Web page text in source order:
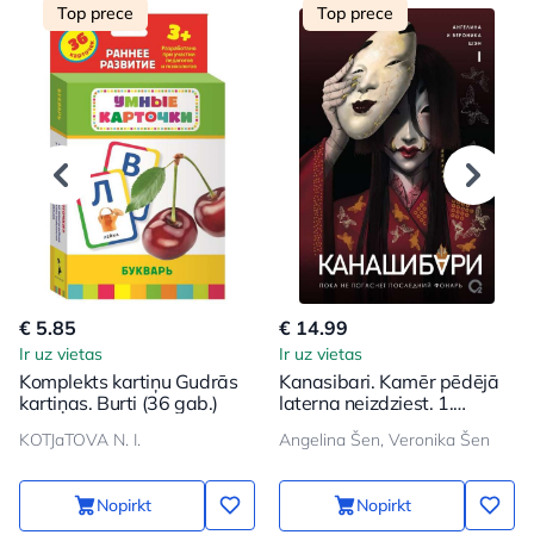
Top prece
€ 5.85
Ir uz vietas
Komplekts kartiņu Gudrās
kartiņas. Burti (36 gab.)
KOTJaTOVA N. I.
Nopirkt
Top prece
€ 14.99
Ir uz vietas
Kanasibari. Kamēr pēdējā
laterna neizdziest. 1.
Angelina Šen, Veronika Šen
Nopirkt